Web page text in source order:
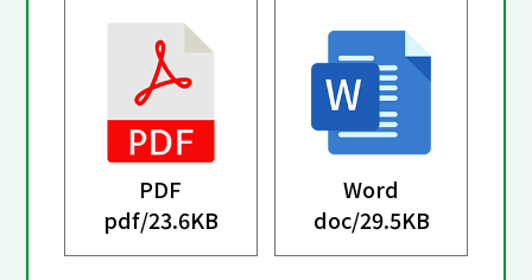
PDF
pdf/23.6KB
Word
doc/29.5KB